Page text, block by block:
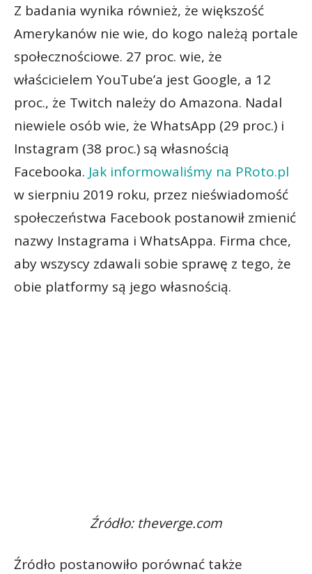
Z badania wynika również, że większość
Amerykanów nie wie, do kogo należą portale
społecznościowe. 27 proc. wie, że
właścicielem YouTube’a jest Google, a 12
proc., że Twitch należy do Amazona. Nadal
niewiele osób wie, że WhatsApp (29 proc.) i
Instagram (38 proc.) są własnością
Facebooka. Jak informowaliśmy na PRoto.pl
w sierpniu 2019 roku, przez nieświadomość
społeczeństwa Facebook postanowił zmienić
nazwy Instagrama i WhatsAppa. Firma chce,
aby wszyscy zdawali sobie sprawę z tego, że
obie platformy są jego własnością.
Źródło: theverge.com
Źródło postanowiło porównać także